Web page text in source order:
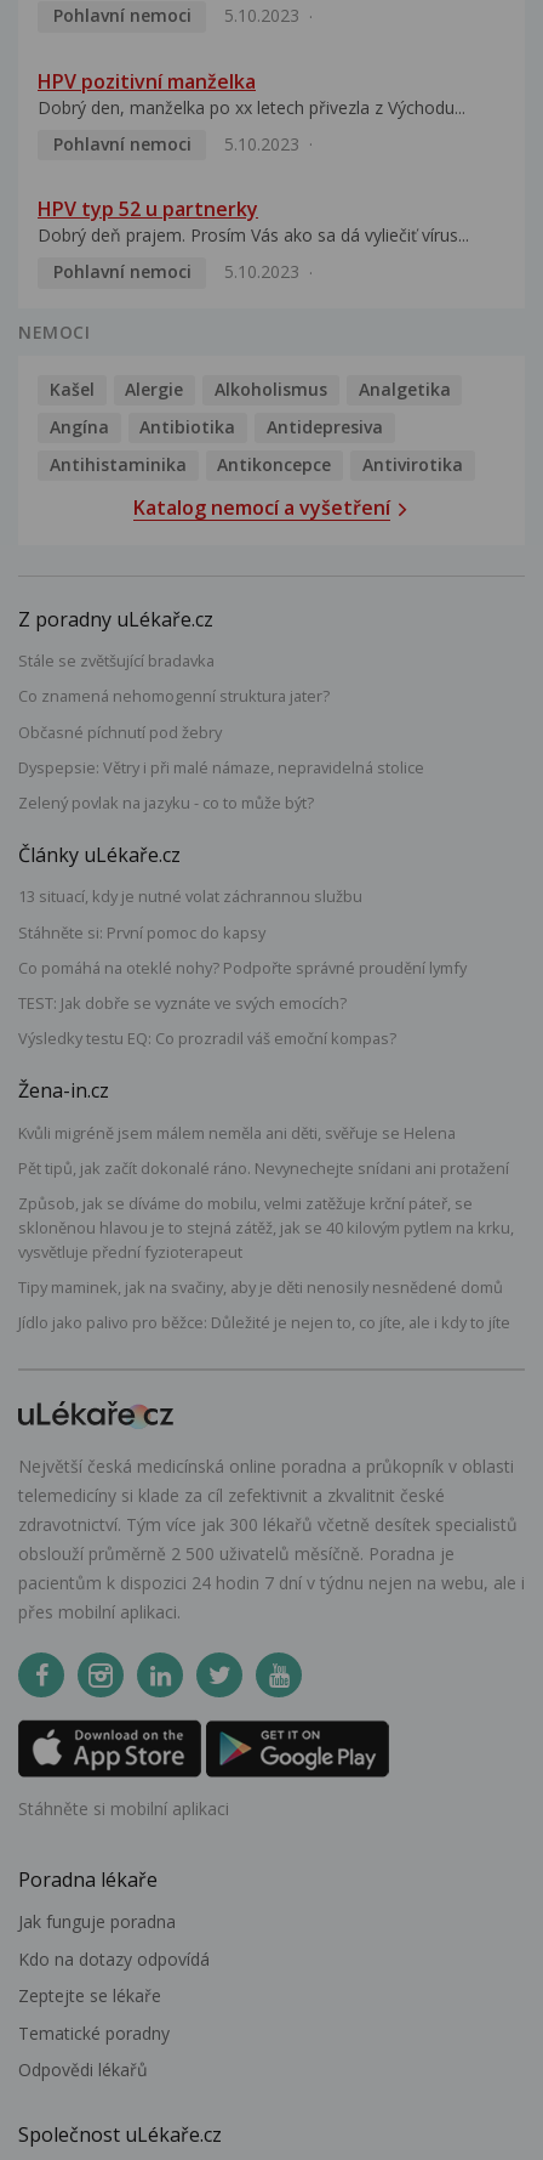
Pohlavní nemoci
5.10.2023
HPV pozitivní manželka
Dobrý den, manželka po xx letech přivezla z Východu...
Pohlavní nemoci
5.10.2023
HPV typ 52 u partnerky
Dobrý deň prajem. Prosím Vás ako sa dá vyliečiť vírus...
Pohlavní nemoci
5.10.2023
NEMOCI
Kašel Alergie Alkoholismus
Analgetika
Angína
Antibiotika
Antidepresiva
Antihistaminika
Antikoncepce Antivirotika
Katalog nemocí a vyšetření
Z poradny uLékaře.cz
Stále se zvětšující bradavka
Co znamená nehomogenní struktura jater?
Občasné píchnutí pod žebry
Dyspepsie: Větry i při malé námaze, nepravidelná stolice
Zelený povlak na jazyku - co to může být?
Články uLékaře.cz
13 situací, kdy je nutné volat záchrannou službu
Stáhněte si: První pomoc do kapsy
Co pomáhá na oteklé nohy? Podpořte správné proudění lymfy
TEST: Jak dobře se vyznáte ve svých emocích?
Výsledky testu EQ: Co prozradil váš emoční kompas?
Žena-in.cz
Kvůli migréně jsem málem neměla ani děti, svěřuje se Helena
Pět tipů, jak začít dokonalé ráno. Nevynechejte snídani ani protažení
Způsob, jak se díváme do mobilu, velmi zatěžuje krční páteř, se
skloněnou hlavou je to stejná zátěž, jak se 40 kilovým pytlem na krku,
vysvětluje přední fyzioterapeut
Tipy maminek, jak na svačiny, aby je děti nenosily nesnědené domů
Jídlo jako palivo pro běžce: Důležité je nejen to, co jíte, ale i kdy to jíte
Největší česká medicínská online poradna a průkopník v oblasti
telemedicíny si klade za cíl zefektivnit a zkvalitnit české
zdravotnictví. Tým více jak 300 lékařů včetně desítek specialistů
obslouží průměrně 2 500 uživatelů měsíčně. Poradna je
pacientům k dispozici 24 hodin 7 dní v týdnu nejen na webu, ale i
přes mobilní aplikaci.
Stáhněte si mobilní aplikaci
Poradna lékaře
Jak funguje poradna
Kdo na dotazy odpovídá
Zeptejte se lékaře
Tematické poradny
Odpovědi lékařů
Společnost uLékaře.cz